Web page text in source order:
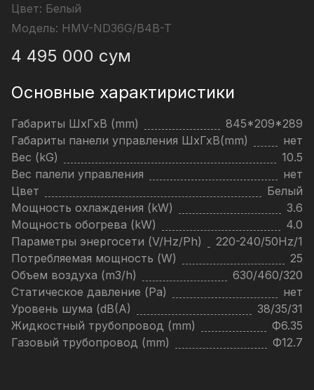
Цвет: Белый
Модель: HMV-ND36G/B4B-T
4 495 000 сум
Основные характиристики
Габариты ШхГхВ (mm)
845*209*289
Габариты панели управления ШхГхВ(mm)
нет
Вес (kG)
10.5
Вес палели управления
нет
Цвет
Белый
Мощность охлаждения (kW)
3.6
Мощность обогрева (kW)
4.0
Параметры энергосети (V/Hz/Ph)
220-240/50Hz/1
Потребляемая мощность (W)
25
Объем воздуха (m3/h)
630/460/320
Статическое давление (Pa)
нет
Уровень шума (dB(A)
38/35/31
Жидкостный трубопровод (mm)
Ф6.35
Газовый трубопровод (mm)
Ф12.7